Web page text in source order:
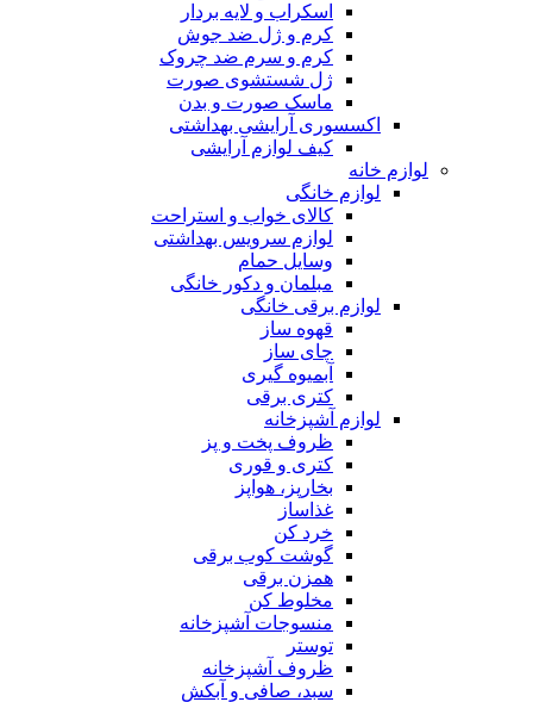
اسکراب و لایه بردار
کرم و ژل ضد جوش
کرم و سرم ضد چروک
ژل شستشوی صورت
ماسک صورت و بدن
اکسسوری آرایشی بهداشتی
کیف لوازم آرایشی
لوازم خانه
لوازم خانگی
کالای خواب و استراحت
لوازم سرویس بهداشتی
وسایل حمام
مبلمان و دکور خانگی
لوازم برقی خانگی
قهوه ساز
چای ساز
آبمیوه گیری
کتری برقی
لوازم آشپزخانه
ظروف پخت و پز
کتری و قوری
بخارپز، هواپز
غذاساز
خرد کن
گوشت کوب برقی
همزن برقی
مخلوط کن
منسوجات آشپزخانه
توستر
ظروف آشپزخانه
سبد، صافی و آبکش